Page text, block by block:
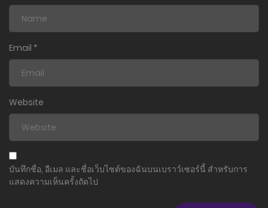
Email *
Website
บันทึกชื่อ, อีเมล และชื่อเว็บไซต์ของฉันบนเบราว์เซอร์นี้ สำหรับการ
แสดงความเห็นครั้งถัดไป